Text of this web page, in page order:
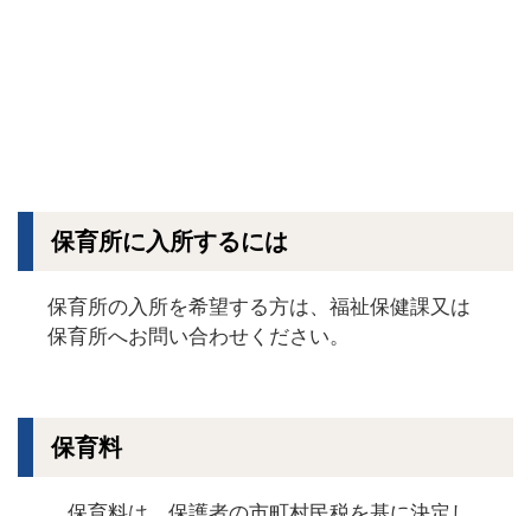
保育所に入所するには
保育所の入所を希望する方は、福祉保健課又は
保育所へお問い合わせください。
保育料